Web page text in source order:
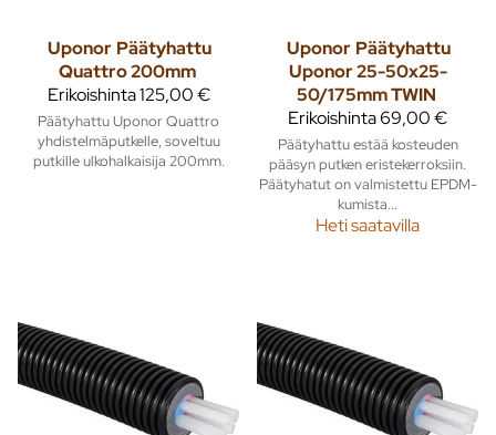
Uponor Päätyhattu
Quattro 200mm
Erikoishinta125,00 €
Päätyhattu Uponor Quattro
yhdistelmäputkelle, soveltuu
putkille ulkohalkaisija 200mm.
Uponor Päätyhattu
Uponor 25-50x25-
50/175mm TWIN
Erikoishinta69,00 €
Päätyhattu estää kosteuden
pääsyn putken eristekerroksiin.
Päätyhatut on valmistettu EPDM-
kumista...
Heti saatavilla